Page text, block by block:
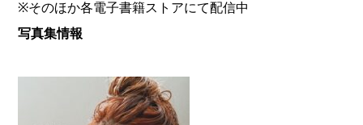
※そのほか各電子書籍ストアにて配信中
写真集情報